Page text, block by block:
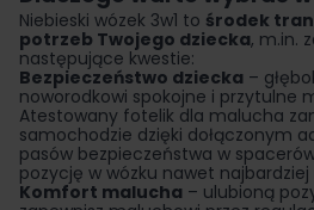
Niebieski wózek 3w1 to środek
potrzeb Twojego dziecka, m.in.
następujące kwestie:
Bezpieczeństwo dziecka –
noworodkowi spokojne i przytulne
Atestowany fotelik dla malucha
samochodzie dzięki dołączonym
pasów bezpieczeństwa w
pozycję w wózku nawet
Komfort malucha – ulubioną